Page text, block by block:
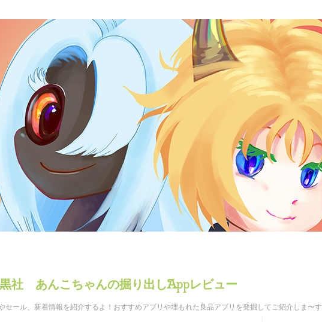
社 あんこちゃんの掘り出しAppレビュー
セール、新着情報を紹介するよ！おすすめアプリや埋もれた良品アプリを発掘してご紹介しま〜す